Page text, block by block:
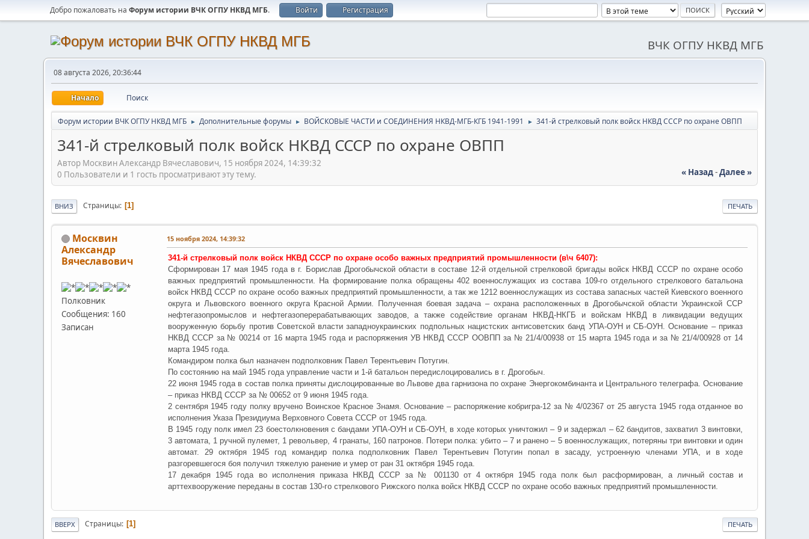
Добро пожаловать на Форум истории ВЧК ОГПУ НКВД МГБ. Войти Регистрация
ВЧК ОГПУ НКВД МГБ
08 августа 2026, 20:36:44
Начало Поиск
Форум истории ВЧК ОГПУ НКВД МГБ ► Дополнительные форумы ► ВОЙСКОВЫЕ ЧАСТИ и СОЕДИНЕНИЯ НКВД-МГБ-КГБ 1941-1991 ► 341-й стрелковый полк войск НКВД СССР по охране ОВПП
341-й стрелковый полк войск НКВД СССР по охране ОВПП
Автор Москвин Александр Вячеславович, 15 ноября 2024, 14:39:32
« Назад-Далее »
0 Пользователи и 1 гость просматривают эту тему.
ПЕЧАТЬ
ВНИЗ Страницы 1
Москвин
Александр
Вячеславович
Полковник
Сообщения: 160
Записан
15 ноября 2024, 14:39:32
341-й стрелковый полк войск НКВД СССР по охране особо важных предприятий промышленности (в\ч 6407):
Сформирован 17 мая 1945 года в г. Борислав Дрогобычской области в составе 12-й отдельной стрелковой бригады войск НКВД СССР по охране особо
важных предприятий промышленности. На формирование полка обращены 402 военнослужащих из состава 109-го отдельного стрелкового батальона
войск НКВД СССР по охране особо важных предприятий промышленности, а так же 1212 военнослужащих из состава запасных частей Киевского военного
округа и Львовского военного округа Красной Армии. Полученная боевая задача – охрана расположенных в Дрогобычской области Украинской ССР
нефтегазопромыслов и нефтегазоперерабатывающих заводов, а также содействие органам НКВД-НКГБ и войскам НКВД в ликвидации ведущих
вооруженную борьбу против Советской власти западноукраинских подпольных нацистских антисоветских банд УПА-ОУН и СБ-ОУН. Основание – приказ
НКВД СССР за № 00214 от 16 марта 1945 года и распоряжения УВ НКВД СССР ООВПП за № 21/4/00938 от 15 марта 1945 года и за № 21/4/00928 от 14
марта 1945 года.
Командиром полка был назначен подполковник Павел Терентьевич Потугин.
По состоянию на май 1945 года управление части и 1-й батальон передислоцировались в г. Дрогобыч.
22 июня 1945 года в состав полка приняты дислоцированные во Львове два гарнизона по охране Энергокомбинанта и Центрального телеграфа. Основание
– приказ НКВД СССР за № 00652 от 9 июня 1945 года.
2 сентября 1945 году полку вручено Воинское Красное Знамя. Основание – распоряжение кобригра-12 за № 4/02367 от 25 августа 1945 года отданное во
исполнения Указа Президиума Верховного Совета СССР от 1945 года.
В 1945 году полк имел 23 боестолкновения с бандами УПА-ОУН и СБ-ОУН, в ходе которых уничтожил – 9 и задержал – 62 бандитов, захватил 3 винтовки,
3 автомата, 1 ручной пулемет, 1 револьвер, 4 гранаты, 160 патронов. Потери полка: убито – 7 и ранено – 5 военнослужащих, потеряны три винтовки и один
автомат. 29 октября 1945 год командир полка подполковник Павел Терентьевич Потугин попал в засаду, устроенную членами УПА, и в ходе
разгоревшегося боя получил тяжелую ранение и умер от ран 31 октября 1945 года.
17 декабря 1945 года во исполнения приказа НКВД СССР за № 001130 от 4 октября 1945 года полк был расформирован, а личный состав и
арттехвооружение переданы в состав 130-го стрелкового Рижского полка войск НКВД СССР по охране особо важных предприятий промышленности.
ПЕЧАТЬ
ВВЕРХ Страницы 1